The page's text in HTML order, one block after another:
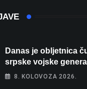
Danas je obljetnica
srpske vojske
8. KOLOVOZA 2026.